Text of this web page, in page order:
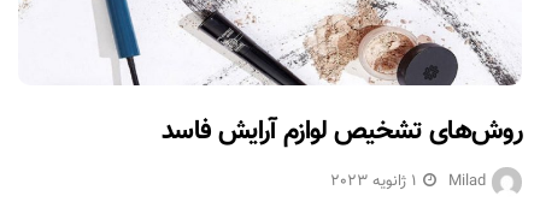
روش‌های تشخیص لوازم آرایش فاسد
Milad 1 ژانویه 2023